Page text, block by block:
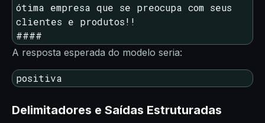
ótima empresa que se preocupa com seus
clientes e produtos!!
####
A resposta esperada do modelo seria:
positiva
Delimitadores e Saídas Estruturadas